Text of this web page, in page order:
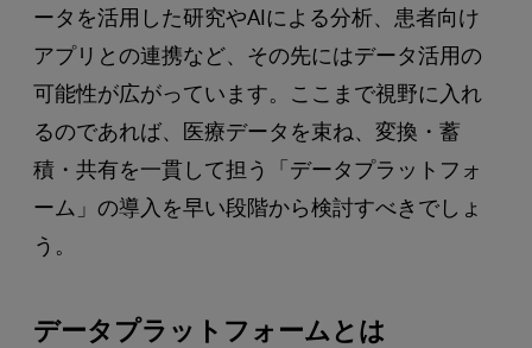
ータを活用した研究やAIによる分析、患者向け
アプリとの連携など、その先にはデータ活用の
可能性が広がっています。ここまで視野に入れ
るのであれば、医療データを束ね、変換・蓄
積・共有を一貫して担う「データプラットフォ
ーム」の導入を早い段階から検討すべきでしょ
う。
データプラットフォームとは